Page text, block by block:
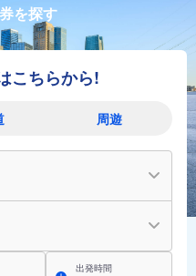
を探す
こちらから!
周遊
出発時間